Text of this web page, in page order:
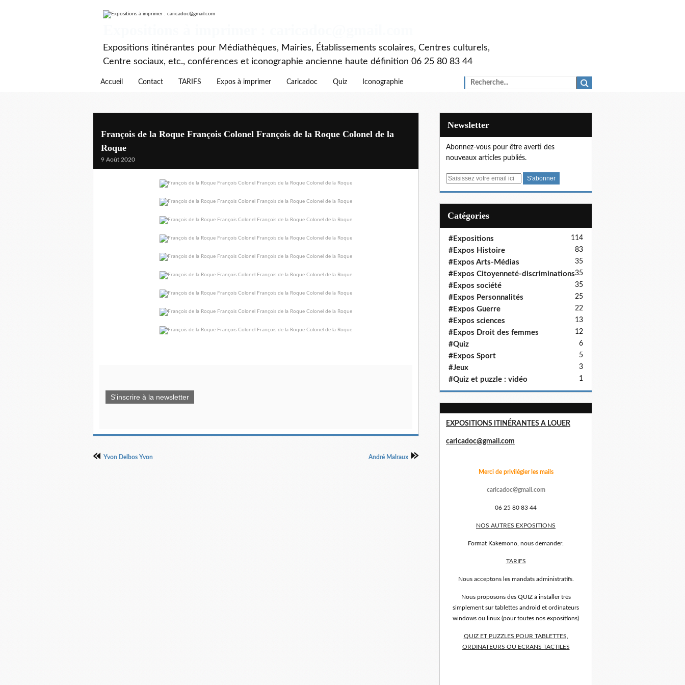
Expositions itinérantes pour Médiathèques, Mairies, Établissements scolaires, Centres culturels,
Centre sociaux, etc., conférences et iconographie ancienne haute définition 06 25 80 83 44
Accueil Contact TARIFS Expos à imprimer Caricadoc Quiz Iconographie
François de la Roque François Colonel François de la Roque Colonel de la
Roque
9 Août 2020
S'inscrire à la newsletter
Yvon Delbos Yvon André Malraux
Newsletter
Abonnez-vous pour être averti des
nouveaux articles publiés.
E
Catégories
#Expositions 114
#Expos Histoire 83
#Expos Arts-Médias 35
#Expos Citoyenneté-discriminations35
#Expos société 35
#Expos Personnalités 25
#Expos Guerre 22
#Expos sciences 13
#Expos Droit des femmes 12
#Quiz 6
#Expos Sport 5
#Jeux 3
#Quiz et puzzle : vidéo 1
EXPOSITIONS ITINÉRANTES A LOUER
caricadoc@gmail.com
Merci de privilégier les mails
caricadoc@gmail.com
06 25 80 83 44
NOS AUTRES EXPOSITIONS
Format Kakemono, nous demander.
TARIFS
Nous acceptons les mandats administratifs.
Nous proposons des QUIZ à installer très
simplement sur tablettes android et ordinateurs
windows ou linux (pour toutes nos expositions)
QUIZ ET PUZZLES POUR TABLETTES,
ORDINATEURS OU ECRANS TACTILES